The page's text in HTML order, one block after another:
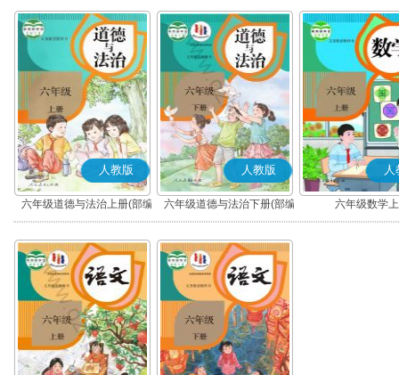
人教版
六年级道德与法治上册(部编
版)
人教版
六年级道德与法治下册(部编
版)
人
六年级数学